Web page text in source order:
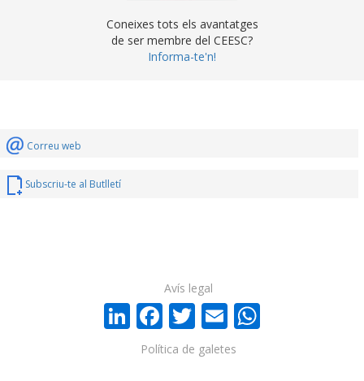
Coneixes tots els avantatges
de ser membre del CEESC?
Informa-te'n!
Correu web
Subscriu-te al Butlletí
LinkedIn
Facebook
Twitter
Email
Política de galetes
Avís legal